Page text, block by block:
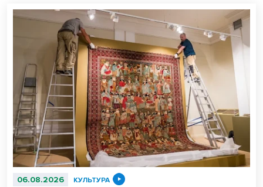
06.08.2026 КУЛЬТУРА